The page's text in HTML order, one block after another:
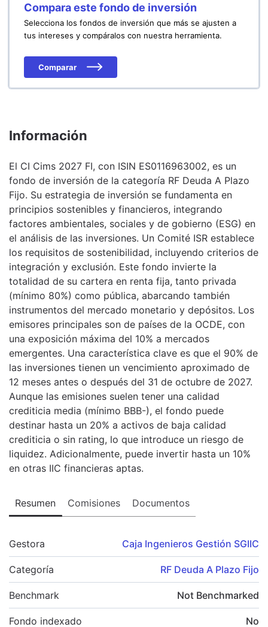
Compara este fondo de inversión
Selecciona los fondos de inversión que más se ajusten a
tus intereses y compáralos con nuestra herramienta.
Comparar
Información
El CI Cims 2027 FI, con ISIN ES0116963002, es un
fondo de inversión de la categoría RF Deuda A Plazo
Fijo. Su estrategia de inversión se fundamenta en
principios sostenibles y financieros, integrando
factores ambientales, sociales y de gobierno (ESG) en
el análisis de las inversiones. Un Comité ISR establece
los requisitos de sostenibilidad, incluyendo criterios de
integración y exclusión. Este fondo invierte la
totalidad de su cartera en renta fija, tanto privada
(mínimo 80%) como pública, abarcando también
instrumentos del mercado monetario y depósitos. Los
emisores principales son de países de la OCDE, con
una exposición máxima del 10% a mercados
emergentes. Una característica clave es que el 90% de
las inversiones tienen un vencimiento aproximado de
12 meses antes o después del 31 de octubre de 2027.
Aunque las emisiones suelen tener una calidad
crediticia media (mínimo BBB-), el fondo puede
destinar hasta un 20% a activos de baja calidad
crediticia o sin rating, lo que introduce un riesgo de
liquidez. Adicionalmente, puede invertir hasta un 10%
en otras IIC financieras aptas.
Resumen Comisiones Documentos
Gestora Caja Ingenieros Gestión SGIIC
Categoría RF Deuda A Plazo Fijo
Benchmark Not Benchmarked
Fondo indexado No